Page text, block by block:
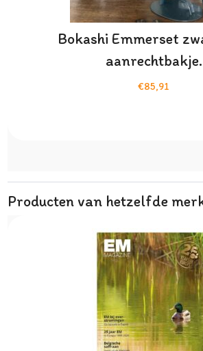
Bokashi Emmerset
aanrechtbakje.
€85,91
Producten van hetzelfde